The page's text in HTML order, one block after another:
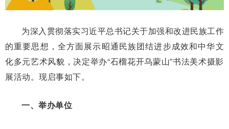
为深入贯彻落实习近平总书记关于加强和改进民族工作
的重要思想，全方面展示昭通民族团结进步成效和中华文
化多元艺术风貌，决定举办“石榴花开乌蒙山”书法美术摄影
展活动。现启事如下。
一、举办单位